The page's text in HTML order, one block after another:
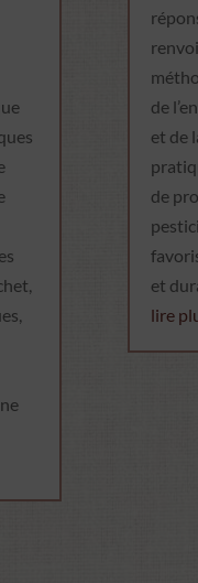
de
et de
de
et
lire